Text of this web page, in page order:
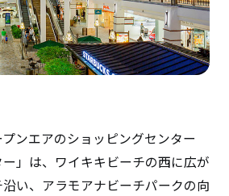
ンエアのショッピングセンター
ー」は、ワイキキビーチの西に広が
い、アラモアナビーチパークの向